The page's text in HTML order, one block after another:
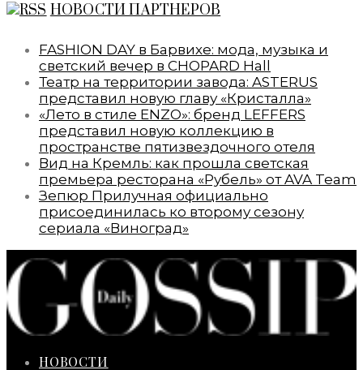
НОВОСТИ ПАРТНЕРОВ
FASHION DAY в Барвихе: мода, музыка и
светский вечер в CHOPARD Hall
Театр на территории завода: ASTERUS
представил новую главу «Кристалла»
«Лето в стиле ENZO»: бренд LEFFERS
представил новую коллекцию в
пространстве пятизвездочного отеля
Вид на Кремль: как прошла светская
премьера ресторана «Рубель» от AVA Team
Зепюр Прилучная официально
присоединилась ко второму сезону
сериала «Виноград»
НОВОСТИ